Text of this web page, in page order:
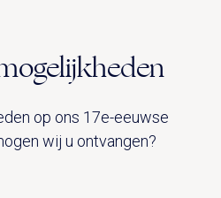
op ons 17e-eeuwse
wij u ontvangen?